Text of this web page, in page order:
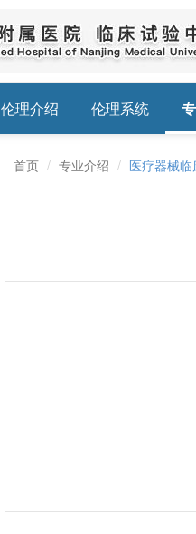
伦理介绍 伦理系统
首页 / 专业介绍 / 医疗器械